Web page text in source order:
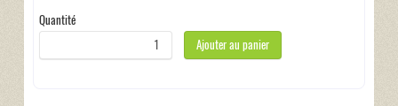
Quantité
Ajouter au panier